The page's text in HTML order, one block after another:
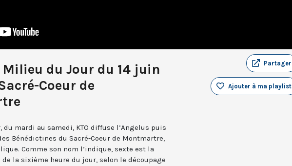
Milieu du Jour du 14 juin
Coeur de
Partager
Ajouter à ma playlist
mardi au samedi, KTO diffuse l’Angelus puis
Bénédictines du Sacré-Coeur de Montmartre,
Comme son nom l’indique, sexte est la
la sixième heure du jour, selon le découpage